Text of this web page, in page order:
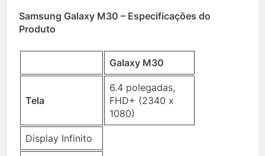
Samsung Galaxy M30 – Especificações do
Produto
Galaxy M30
Tela
6.4 polegadas,
FHD+ (2340 x
1080)
Display Infinito